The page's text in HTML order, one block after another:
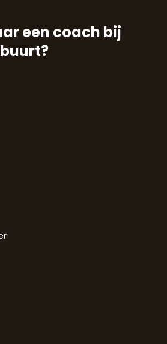
een coach bij